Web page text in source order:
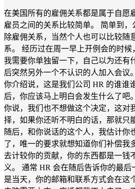
在美国所有的雇佣关系都是属于自愿
雇员之间的关系比较简单。 简单到
除雇佣关系，当然个人也可以比较随
系。 经历过在周一早上开例会的时
我需要你单独留一下，自己以为还有
后突然另外一个不认识的人加入会议
你介绍说，这是我们公司 HR 的谁谁
后，你应该马上明白会发生什么了吧
你说，我们也不想做这个决定，这对
择，如果你还听不明白的话，那就只
随后，和你说话的这个人，我估计你
了，唯一的要求就想知道你们补偿我
去计较你的贡献，你的东西都是一钱
义。 通常 HR 会在随后告诉你的最
是当天，你的邮箱和联系方式会在这